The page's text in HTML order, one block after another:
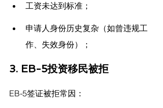
工资未达到标准；
申请人身份历史复杂（如曾违规工
作、失效身份）；
3. EB-5投资移民被拒
EB-5签证被拒常因：